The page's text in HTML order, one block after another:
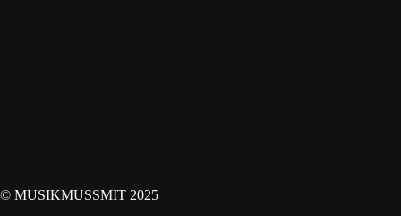
© MUSIKMUSSMIT 2025